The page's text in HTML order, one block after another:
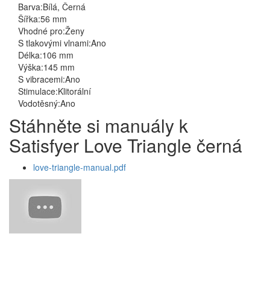
Barva:Bílá, Černá
Šířka:56 mm
Vhodné pro:Ženy
S tlakovými vlnami:Ano
Délka:106 mm
Výška:145 mm
S vibracemi:Ano
Stimulace:Klitorální
Vodotěsný:Ano
Stáhněte si manuály k
Satisfyer Love Triangle černá
love-triangle-manual.pdf